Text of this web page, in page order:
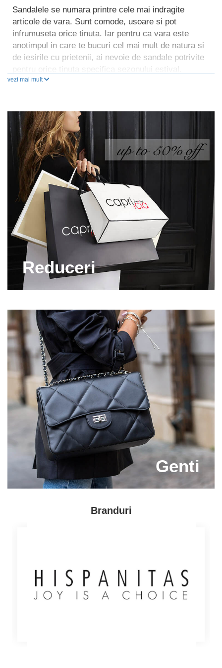
Sandalele se numara printre cele mai indragite
articole de vara. Sunt comode, usoare si pot
infrumuseta orice tinuta. Iar pentru ca vara este
anotimpul in care te bucuri cel mai mult de natura si
de iesirile cu prietenii, ai nevoie de sandale potrivite
pentru orice tinuta specifica sezonului estival.
sandale dama piele naturala la reduceri. Ti-am
pregatit modele cu un design simplu, elegant sau
sofisticat la preturi de nerefuzat. Cu ajutorul lor, poti
crea outfit-uri de efect si poti atrage toate privirile.
Descopera lista de reduceri sandale dama si alege
perechile cu care vei face furori!
Pe site-ul Capricia.ro vei gasi articole de
incaltaminte care apartin unor branduri cunoscute,
precum Epica, Marco Tozzi, Otter, Scado sau
S'Oliver, asa ca vei achizitiona sandale de calitate
superioara la preturi avantajoase. Iti punem la
dispozitie doar incaltaminte dama din piele naturala
100%, deoarece acest material este rezistent, trece
cu brio testul timpului si iti ofera confort sporit. In
incaltaminte comode care sa-ti permita sa faci
plimbari lungi si sa te distrezi pana dimineata!
Din dulapul tau nu pot lipsi modelele cu talpa joasa,
care sunt usoare si pot fi asortate cu orice tinuta de
zi, dar si perechile de sandale cu toc, perfecte pentru
un outfit de seara. Purtate alaturi de o rochie sau o
salopeta eleganta, vei obtine un look spectaculos,
demn de remarcat. Vezi acum ce cuprinde lista
noastra de reduceri sandale dama si comanda-ti
perechile favorite la un pret fara concurenta.
Paleta de culori este foarte diversificata, asa ca
suntem siguri ca vei gasi perechile perfecte pentru
Capricia.ro ii va aduce un plus de eleganta si stil
Bucura-te de ofertele de pe Capricia.ro si comanda
vezi mai mult
Reduceri
Genti
Branduri